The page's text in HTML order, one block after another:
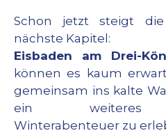
Schon jetzt steigt
nächste Kapitel:
Eisbaden am Drei-
können es kaum
gemeinsam ins kalte
ein weiteres
Winterabenteuer zu